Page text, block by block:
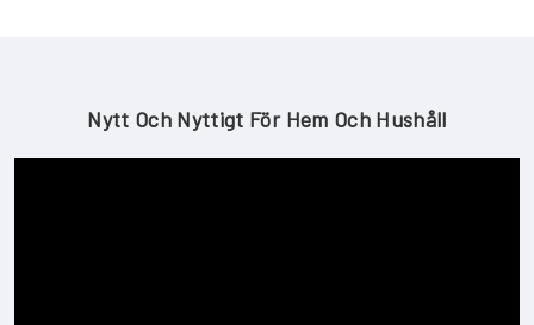
Nytt Och Nyttigt För Hem Och Hushåll